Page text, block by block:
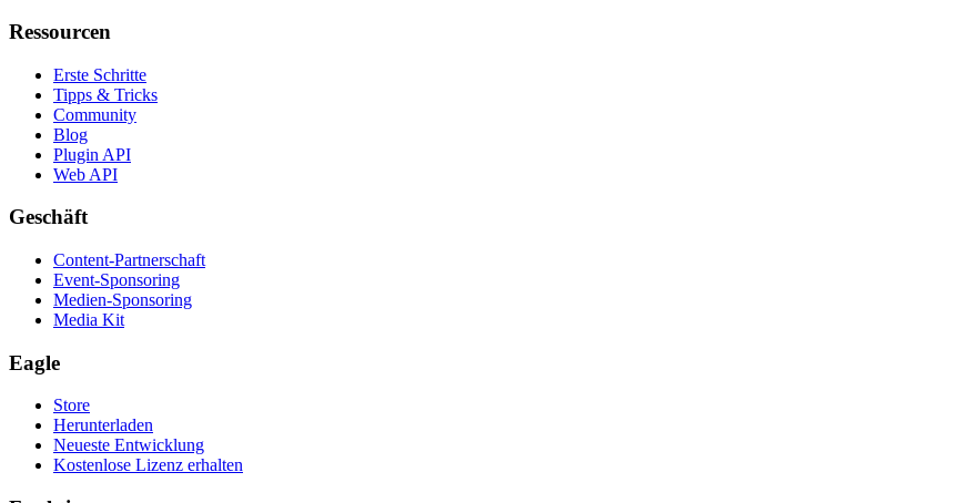
Ressourcen
Erste Schritte
Tipps & Tricks
Community
Blog
Plugin API
Web API
Geschäft
Content-Partnerschaft
Event-Sponsoring
Medien-Sponsoring
Media Kit
Eagle
Store
Herunterladen
Neueste Entwicklung
Kostenlose Lizenz erhalten